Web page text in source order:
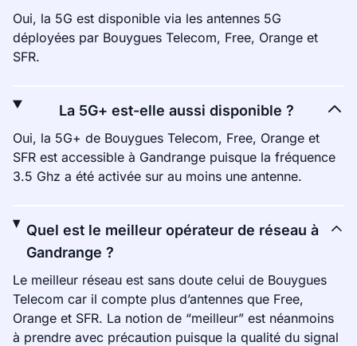
Oui, la 5G est disponible via les antennes 5G
déployées par Bouygues Telecom, Free, Orange et
SFR.
La 5G+ est-elle aussi disponible ?
Oui, la 5G+ de Bouygues Telecom, Free, Orange et
SFR est accessible à Gandrange puisque la fréquence
3.5 Ghz a été activée sur au moins une antenne.
Quel est le meilleur opérateur de réseau à
Gandrange ?
Le meilleur réseau est sans doute celui de Bouygues
Telecom car il compte plus d’antennes que Free,
Orange et SFR. La notion de “meilleur” est néanmoins
à prendre avec précaution puisque la qualité du signal